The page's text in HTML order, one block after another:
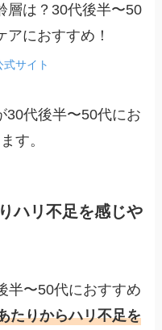
式サイト
30代後半〜50代にお
す。
ハリ不足を感じや
半〜50代におすすめ
たりからハリ不足を